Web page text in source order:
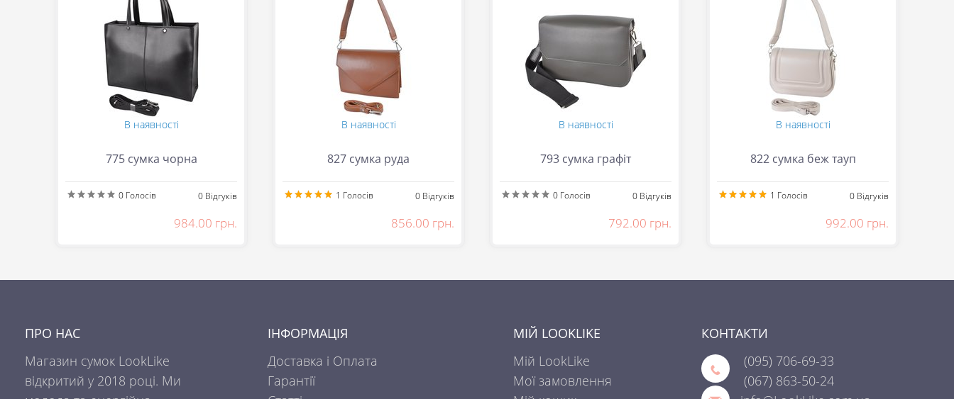
В наявності
775 сумка чорна
0 Голосів 0 Відгуків
984.00 грн.
В наявності
827 сумка руда
1 Голосів 0 Відгуків
856.00 грн.
В наявності
793 сумка графіт
0 Голосів 0 Відгуків
792.00 грн.
В наявності
822 сумка беж тауп
1 Голосів 0 Відгуків
992.00 грн.
ПРО НАС
Магазин сумок LookLike
відкритий у 2018 році. Ми
ІНФОРМАЦІЯ
Доставка і Оплата
Гарантії
МІЙ LOOKLIKE
Мій LookLike
Мої замовлення
КОНТАКТИ
(095) 706-69-33
(067) 863-50-24